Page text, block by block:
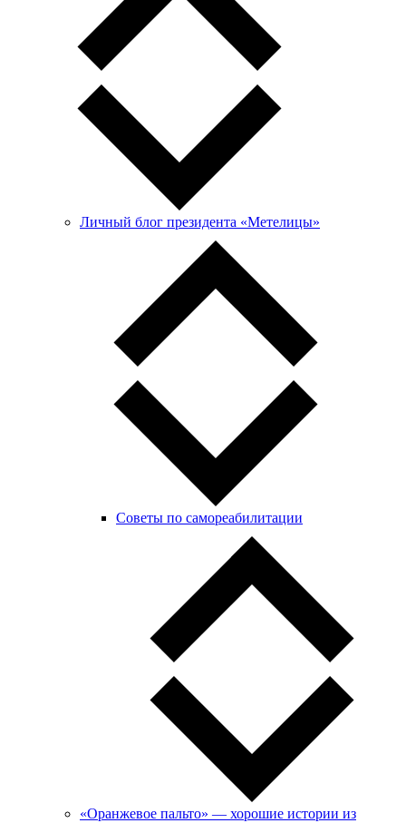
Личный блог президента «Метелицы»
Советы по самореабилитации
«Оранжевое пальто» — хорошие истории из